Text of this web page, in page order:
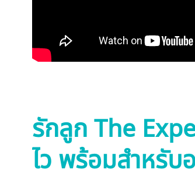
รักลูก The
ไว พร้อมสำหรับ